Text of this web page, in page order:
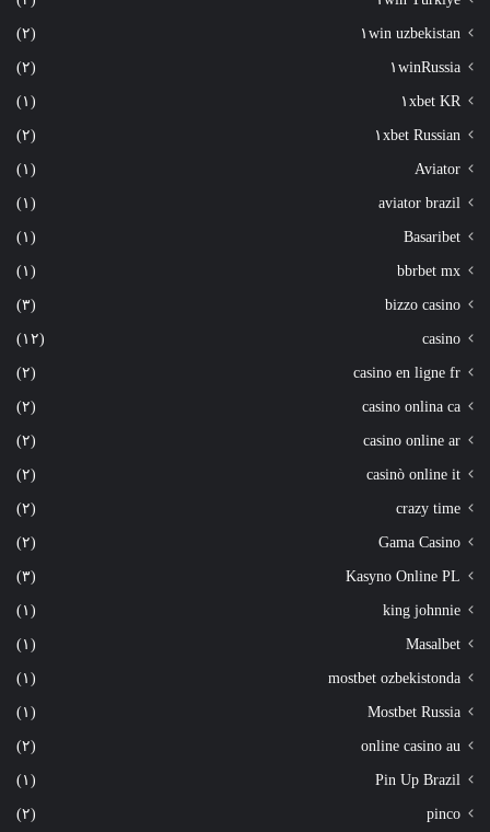
١win uzbekistan (٢)
١winRussia (٢)
١xbet KR (١)
١xbet Russian (٢)
Aviator (١)
aviator brazil (١)
Basaribet (١)
bbrbet mx (١)
bizzo casino (٣)
casino (١٢)
casino en ligne fr (٢)
casino onlina ca (٢)
casino online ar (٢)
casinò online it (٢)
crazy time (٢)
Gama Casino (٢)
Kasyno Online PL (٣)
king johnnie (١)
Masalbet (١)
mostbet ozbekistonda (١)
Mostbet Russia (١)
online casino au (٢)
Pin Up Brazil (١)
pinco (٢)